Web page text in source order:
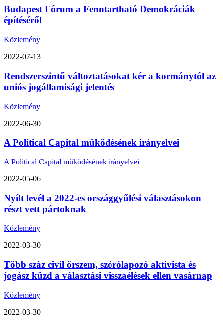
Budapest Fórum a Fenntartható Demokráciák
építéséről
Közlemény
2022-07-13
Rendszerszintű változtatásokat kér a kormánytól az
uniós jogállamisági jelentés
Közlemény
2022-06-30
A Political Capital működésének irányelvei
A Political Capital működésének irányelvei
2022-05-06
Nyílt levél a 2022-es országgyűlési választásokon
részt vett pártoknak
Közlemény
2022-03-30
Több száz civil őrszem, szórólapozó aktivista és
jogász küzd a választási visszaélések ellen vasárnap
Közlemény
2022-03-30